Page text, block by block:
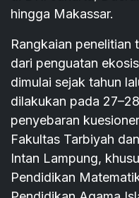
hingga Makassar.
Rangkaian penelitian
dari penguatan
dimulai sejak tahun
dilakukan pada
penyebaran
Fakultas Tarbiyah
Intan Lampung,
Pendidikan